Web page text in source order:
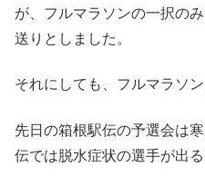
が、フルマラソンの一択の
送りとしました。
それにしても、フルマラソ
先日の箱根駅伝の予選会は
伝では脱水症状の選手が出